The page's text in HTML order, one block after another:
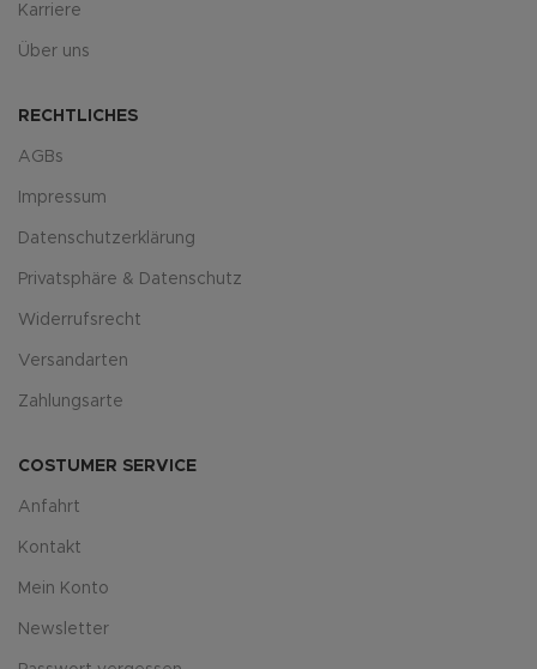
Karriere
Über uns
RECHTLICHES
AGBs
Impressum
Datenschutzerklärung
Privatsphäre & Datenschutz
Widerrufsrecht
Versandarten
Zahlungsarte
COSTUMER SERVICE
Anfahrt
Kontakt
Mein Konto
Newsletter